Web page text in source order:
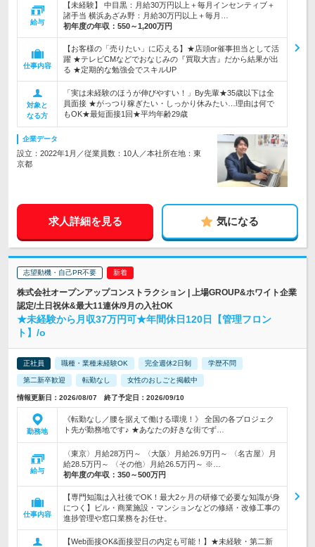
給与
【未経験】 中目黒：月給30万円以上＋毎月インセンティブ＋
諸手当 横浜あざみ野：月給30万円以上＋毎月…
初年度の年収： 550～1,200万円
仕事内容
【お客様の「売りたい」に応える】★店頭or催事担当として活
躍 ★テレビCMなどでおなじみの『買取大吉』だから結果が出
る ★定期的な勉強会でスキルUP
対象と
なる方
「実は未経験のほうが伸びやすい！」By先輩★35歳以下は全
員面接 ★がっつり稼ぎたい・しっかり休みたい…理由は何で
もOK★最短面接1回★平均年齢29歳
企業データ
設立：2022年1月／従業員数：10人／本社所在地：東
京都
求人詳細を見る 気になる
志望動機・自己PR不要
株式会社オープンアップコンストラクション | 上場GROUP&ホワイト企業
認定/土日祝休&最大11連休/9月の入社OK
★未経験から月収37万円可★年間休日120日【管理フロン
ト】/o
正社員 職種・業種未経験OK 完全週休2日制 学歴不問
第二新卒歓迎 転勤なし 女性のおしごと掲載中
情報更新日：2026/08/07 終了予定日：2026/09/10
勤務地
《転勤なし／腰を据えて働ける環境！》 全国の各プロジェク
ト先が勤務地です♪ ★あなたの好きな街でず…
給与
〈東京〉月給28万円～ 〈大阪〉月給26.9万円～ 〈名古屋〉月
給28.5万円～ 〈その他〉月給26.5万円～ ※…
初年度の年収： 350～500万円
仕事内容
【専門知識は入社後でOK！最大2ヶ月の研修で必要な知識が身
につく】ビル・商業施設・マンションなどの修繕・改修工事の
進捗管理や窓口業務をお任せ。
【Web面接OK&面接翌日の内定も可能！】★未経験・第二新